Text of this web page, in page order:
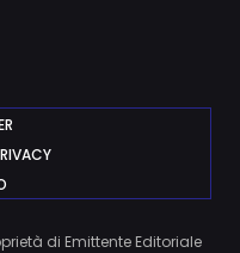
di Emittente Editoriale